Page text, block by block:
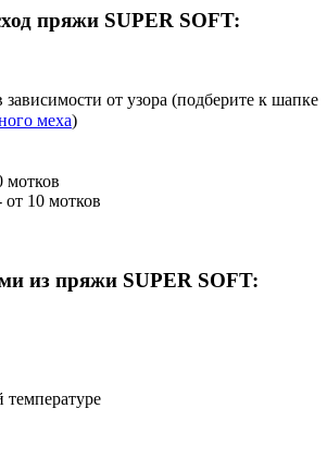
пряжи SUPER SOFT:
от узора (подберите к шапке
меха)⠀
мотков ⠀
от 10 мотков
из пряжи SUPER SOFT:
температуре